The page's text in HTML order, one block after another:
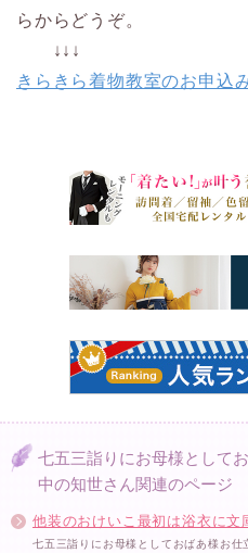
らからどうぞ。
↓↓↓
きらきら着物教室のお申込
七五三詣りにお母様として
中の知世さん関連のページ
他装のおけいこ最初は浴衣に文
七五三詣りにお母様としておばあ様お